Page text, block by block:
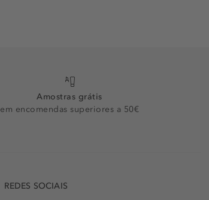
Amostras grátis
em encomendas superiores a 50€
REDES SOCIAIS